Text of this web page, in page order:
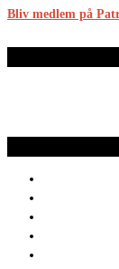
Bliv medlem på